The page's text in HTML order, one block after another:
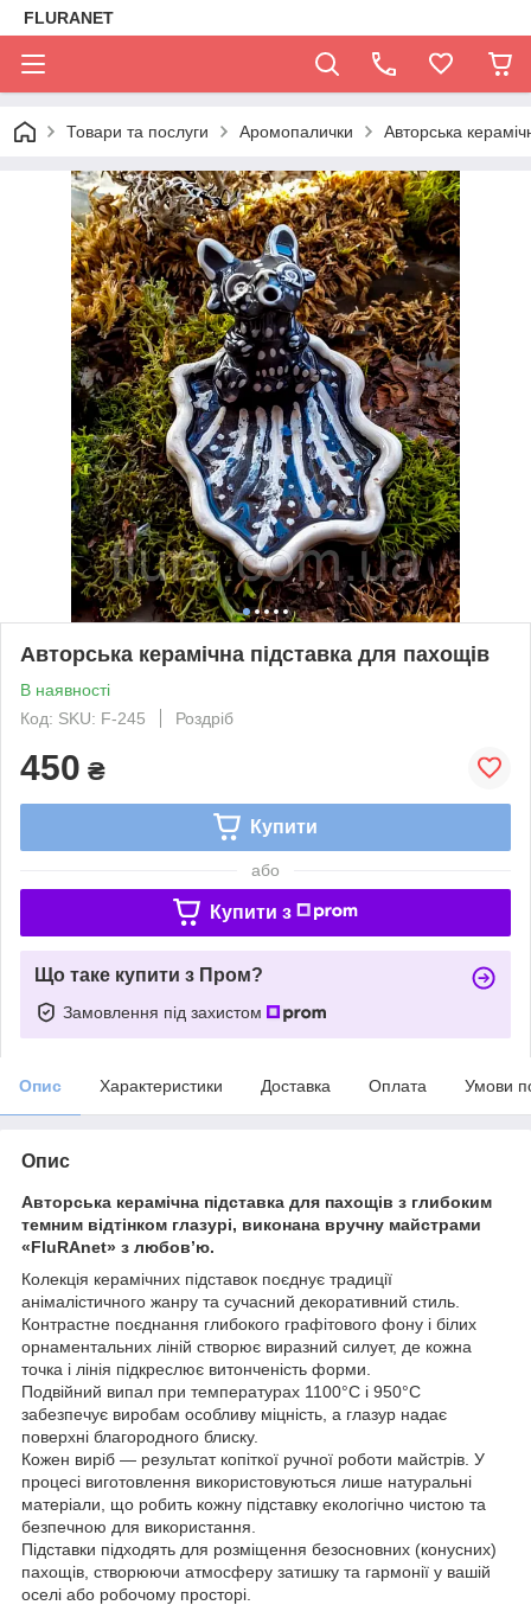
FLURANET
Товари та послуги Аромопалички Авторська
Авторська керамічна підставка для пахощів
В наявності
Код: SKU: F-245
Роздріб
450 ₴
Купити
або
Купити з
Що таке купити з Пром?
Замовлення під захистом
Опис Характеристики Доставка Оплата Умови
Опис
Авторська керамічна підставка для пахощів з глибоким
темним відтінком глазурі, виконана вручну майстрами
«FluRAnet» з любов’ю.
Колекція керамічних підставок поєднує традиції
анімалістичного жанру та сучасний декоративний стиль.
Контрастне поєднання глибокого графітового фону і білих
орнаментальних ліній створює виразний силует, де кожна
точка і лінія підкреслює витонченість форми.
Подвійний випал при температурах 1100°C і 950°C
забезпечує виробам особливу міцність, а глазур надає
поверхні благородного блиску.
Кожен виріб — результат копіткої ручної роботи майстрів. У
процесі виготовлення використовуються лише натуральні
матеріали, що робить кожну підставку екологічно чистою та
безпечною для використання.
Підставки підходять для розміщення безосновних (конусних)
пахощів, створюючи атмосферу затишку та гармонії у вашій
оселі або робочому просторі.